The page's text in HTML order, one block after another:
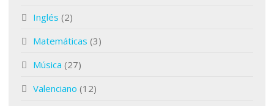
Inglés (2)
Matemáticas (3)
Música (27)
Valenciano (12)